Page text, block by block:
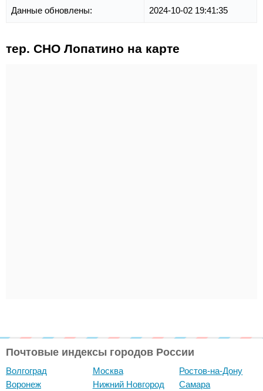
Данные обновлены: 2024-10-02 19:41:35
тер. СНО Лопатино на карте
Почтовые индексы городов России
Волгоград
Воронеж
Москва
Нижний Новгород
Ростов-на-Дону
Самара